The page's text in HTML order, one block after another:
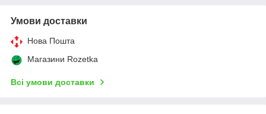
Умови доставки
Нова Пошта
Магазини Rozetka
Всі умови доставки